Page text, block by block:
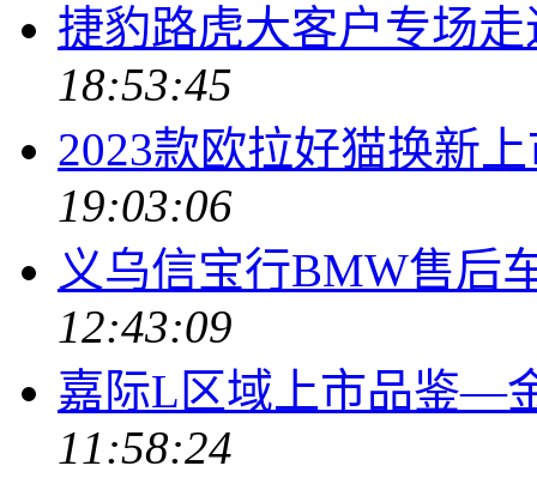
捷豹路虎大客户专场
18:53:45
2023款欧拉好猫换新
19:03:06
义乌信宝行BMW售后
12:43:09
嘉际L区域上市品鉴—
11:58:24